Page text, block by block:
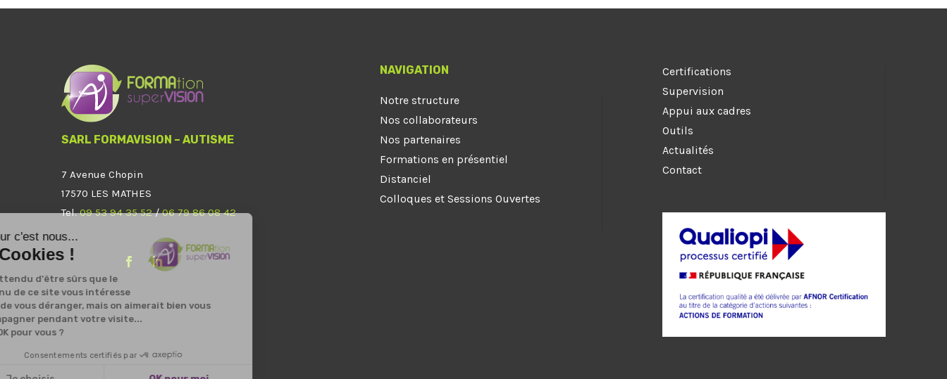
SARL FORMAVISION – AUTISME
7 Avenue Chopin
17570 LES MATHES
Tel.09 53 94 35 52/06 79 86 08 42
NAVIGATION
Notre structure
Nos collaborateurs
Nos partenaires
Formations en présentiel
Distanciel
Colloques et Sessions Ouvertes
Certifications
Supervision
Appui aux cadres
Outils
Actualités
Contact
Bonjour c'est nous...
les Cookies !
On a attendu d'être sûrs que le
contenu de ce site vous intéresse
avant de vous déranger, mais on aimerait bien vous
accompagner pendant votre visite...
C'est OK pour vous ?
Consentements certifiés par